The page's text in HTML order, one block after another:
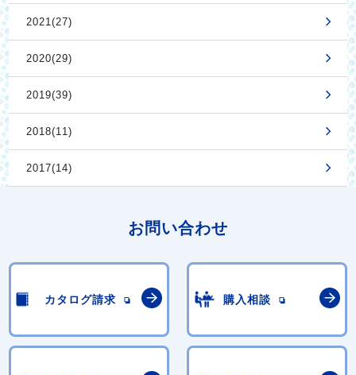
2021(27)
2020(29)
2019(39)
2018(11)
2017(14)
お問い合わせ
カタログ請求 購入相談